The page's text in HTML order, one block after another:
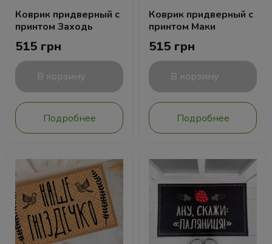
Коврик придверный с
принтом Заходь
515 грн
В корзину
Подробнее
Коврик придверный с
принтом Маки
515 грн
В корзину
Подробнее